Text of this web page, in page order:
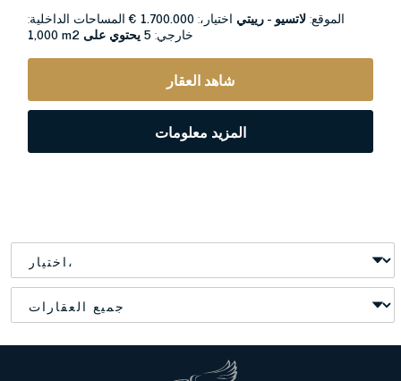
الموقع:لاتسيو - رييتي اختيار،:1.700.000 € المساحات الداخلية:
1,000 m2 خارجي:5 يحتوي على
شاهد العقار
المزيد معلومات